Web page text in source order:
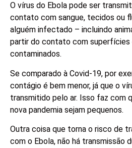
O vírus do Ebola pode ser
contato com sangue, tecidos ou
alguém infectado – incluindo
partir do contato com superfícies
contaminados.
Se comparado à Covid-19, por
contágio é bem menor, já que o
transmitido pelo ar. Isso faz com
nova pandemia sejam pequenos.
Outra coisa que torna o risco de
com o Ebola, não há transmissão